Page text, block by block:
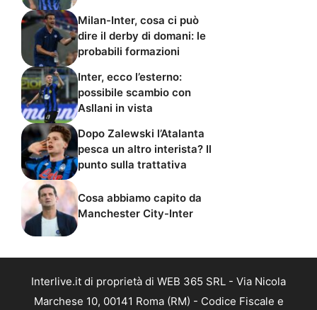
Milan-Inter, cosa ci può
dire il derby di domani: le
probabili formazioni
Inter, ecco l’esterno:
possibile scambio con
Asllani in vista
Dopo Zalewski l’Atalanta
pesca un altro interista? Il
punto sulla trattativa
Cosa abbiamo capito da
Manchester City-Inter
Interlive.it di proprietà di WEB 365 SRL - Via Nicola
Marchese 10, 00141 Roma (RM) - Codice Fiscale e